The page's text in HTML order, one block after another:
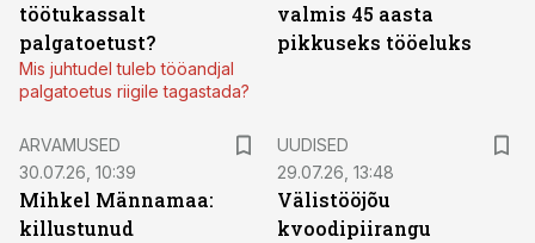
töötukassalt
palgatoetust?
Mis juhtudel tuleb tööandjal
palgatoetus riigile tagastada?
valmis 45 aasta
pikkuseks tööeluks
ARVAMUSED
30.07.26, 10:39
Mihkel Männamaa:
killustunud
UUDISED
29.07.26, 13:48
Välistööjõu
kvoodipiirangu